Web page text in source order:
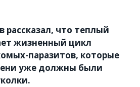
рассказал, что теплый
жизненный цикл
паразитов, которые
уже должны были